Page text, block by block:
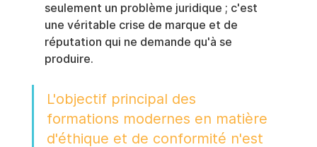
seulement un problème juridique ; c'est
une véritable crise de marque et de
réputation qui ne demande qu'à se
produire.
L'objectif principal des
formations modernes en matière
d'éthique et de conformité n'est